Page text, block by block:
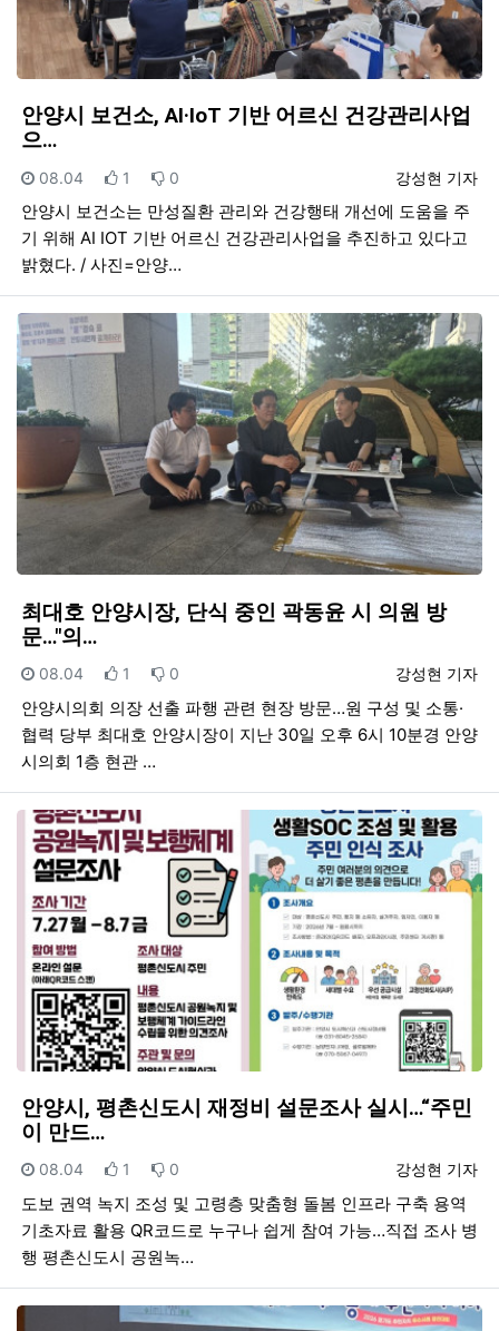
안양시 보건소, AI·IoT 기반 어르신 건강관리사업
으…
등록자
강성현 기자
등록일
08.04 추천
1 비추천
0
안양시 보건소는 만성질환 관리와 건강행태 개선에 도움을 주
기 위해 AI IOT 기반 어르신 건강관리사업을 추진하고 있다고
밝혔다. / 사진=안양…
최대호 안양시장, 단식 중인 곽동윤 시 의원 방
문…"의…
등록자
강성현 기자
등록일
08.04 추천
1 비추천
0
안양시의회 의장 선출 파행 관련 현장 방문…원 구성 및 소통·
협력 당부 최대호 안양시장이 지난 30일 오후 6시 10분경 안양
시의회 1층 현관 …
안양시, 평촌신도시 재정비 설문조사 실시…“주민
이 만드…
등록자
강성현 기자
등록일
08.04 추천
1 비추천
0
도보 권역 녹지 조성 및 고령층 맞춤형 돌봄 인프라 구축 용역
기초자료 활용 QR코드로 누구나 쉽게 참여 가능…직접 조사 병
행 평촌신도시 공원녹…